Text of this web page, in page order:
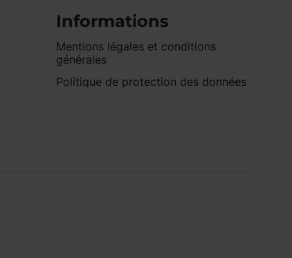
Informations
Mentions légales et conditions
générales
Politique de protection des données